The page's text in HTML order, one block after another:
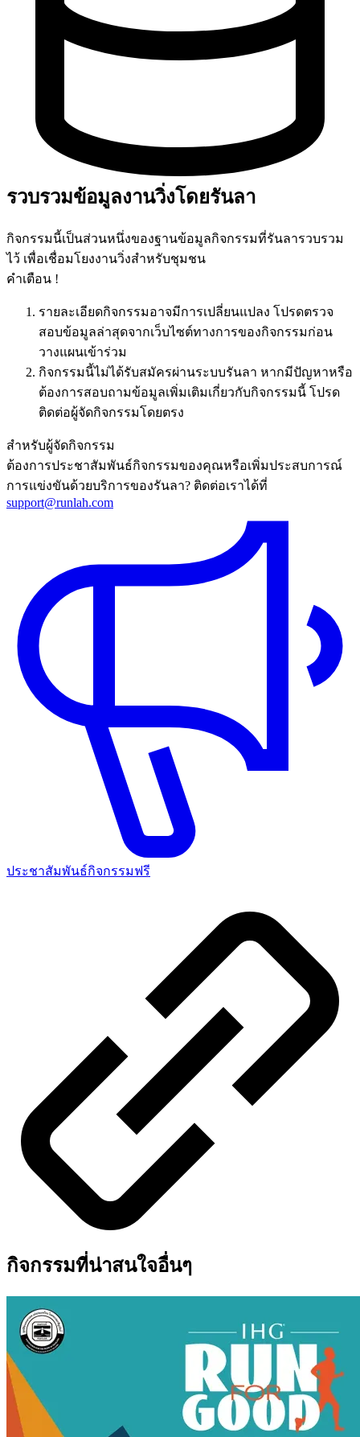
รวบรวมข้อมูลงานวิ่งโดยรันลา
กิจกรรมนี้เป็นส่วนหนึ่งของฐานข้อมูลกิจกรรมที่รันลารวบรวม
ไว้ เพื่อเชื่อมโยงงานวิ่งสำหรับชุมชน
คำเตือน !
รายละเอียดกิจกรรมอาจมีการเปลี่ยนแปลง โปรดตรวจ
สอบข้อมูลล่าสุดจากเว็บไซต์ทางการของกิจกรรมก่อน
วางแผนเข้าร่วม
กิจกรรมนี้ไม่ได้รับสมัครผ่านระบบรันลา หากมีปัญหาหรือ
ต้องการสอบถามข้อมูลเพิ่มเติมเกี่ยวกับกิจกรรมนี้ โปรด
ติดต่อผู้จัดกิจกรรมโดยตรง
สำหรับผู้จัดกิจกรรม
ต้องการประชาสัมพันธ์กิจกรรมของคุณหรือเพิ่มประสบการณ์
การแข่งขันด้วยบริการของรันลา? ติดต่อเราได้ที่
support@runlah.com
ประชาสัมพันธ์กิจกรรมฟรี
กิจกรรมที่น่าสนใจอื่นๆ